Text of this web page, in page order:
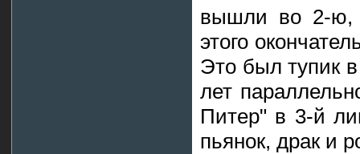
вышли во 2-ю,
этого
Это был тупик
лет
Питер" в 3-й
пьянок, драк и